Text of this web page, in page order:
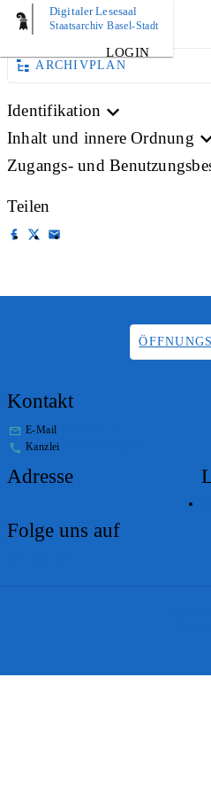
Digitaler Lesesaal
Staatsarchiv Basel-Stadt
LOGIN
BILD
ARCHIVPLAN
Identifikation
Inhalt und innere Ordnung
Zugangs- und
Teilen
Kontakt
E-Mail
Kanzlei
Adresse
Folge uns auf